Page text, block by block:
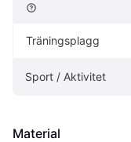
Träningsplagg
Sport / Aktivitet
Material